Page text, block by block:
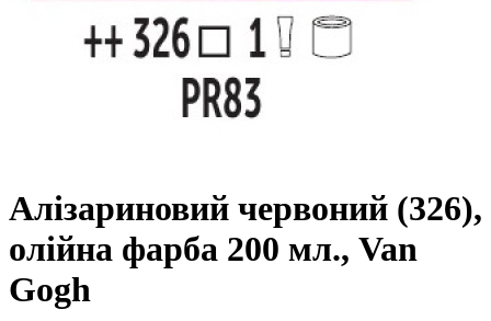
Алізариновий червоний (326),
олійна фарба 200 мл., Van
Gogh